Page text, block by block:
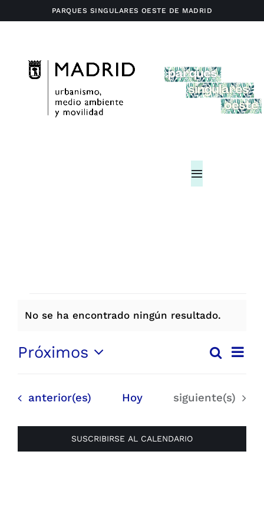
al
PARQUES SINGULARES OESTE DE MADRID
Toggle
Recursos
Contacto
Aviso
No se ha encontrado ningún resultado.
y
Buscar
Lista
Próximos
fecha.
Eventos
anterior(es) Hoy Eventos
siguiente(s)
SUSCRIBIRSE AL CALENDARIO